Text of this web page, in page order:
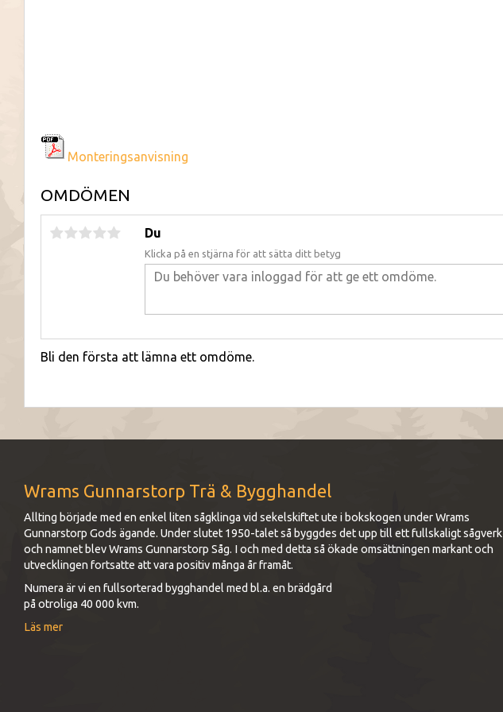
Monteringsanvisning
OMDÖMEN
Du
Klicka på en stjärna för att sätta ditt betyg
Bli den första att lämna ett omdöme.
Wrams Gunnarstorp Trä & Bygghandel
Allting började med en enkel liten sågklinga vid sekelskiftet ute i bokskogen under Wrams
Gunnarstorp Gods ägande. Under slutet 1950-talet så byggdes det upp till ett fullskaligt sågverk
och namnet blev Wrams Gunnarstorp Såg. I och med detta så ökade omsättningen markant och
utvecklingen fortsatte att vara positiv många år framåt.
Numera är vi en fullsorterad bygghandel med bl.a. en brädgård
på otroliga 40 000 kvm.
Läs mer